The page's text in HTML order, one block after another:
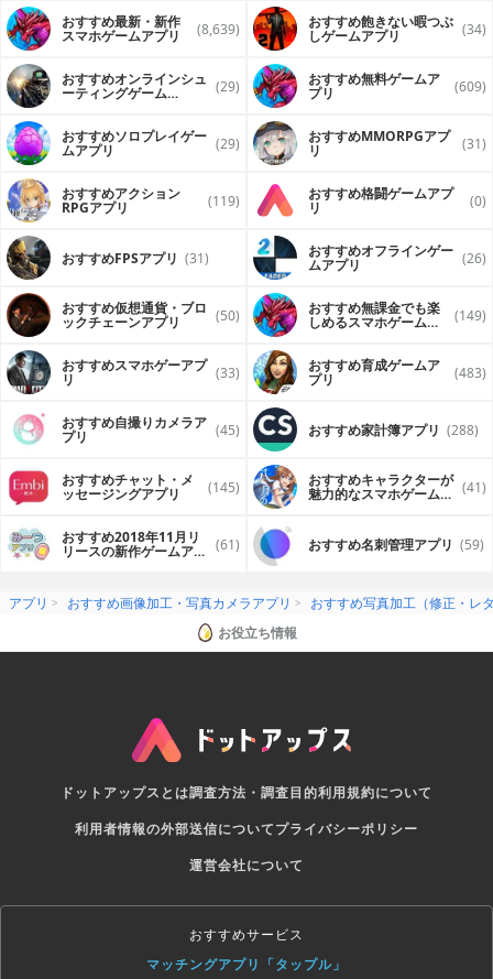
おすすめ最新・新作
スマホゲームアプリ (8,639) おすすめ飽きない暇つぶ
しゲームアプリ (34)
おすすめオンラインシュ
ーティングゲーム (29) おすすめ無料ゲームア
プリ (609)
おすすめソロプレイゲー
ムアプリ (29) おすすめ MMORPGアプ
リ (31)
おすすめアクション
RPGアプリ (119) おすすめ格闘ゲームアプ
リ (0)
おすすめFPSアプリ (31) おすすめオフラインゲー
ムアプリ (26)
おすすめ仮想通貨・ブロ
ックチェーンアプリ (50) おすすめ無課金でも楽
しめるスマホゲームア (149)
おすすめスマホゲーアプ
リ (33) おすすめ育成ゲームア
プリ (483)
おすすめ自撮りカメラア
プリ (45) おすすめ家計簿アプリ (288)
おすすめチャット・メ
ッセージングアプリ (145) おすすめキャラクターが
魅力的なスマホゲームア (41)
おすすめ2018年11月リ
リースの新作ゲームアプ (61) おすすめ名刺管理アプリ (59)
アプリ おすすめ画像加工・写真カメラアプリ
おすすめ写真加工（修正・レ
お役立ち情報
ドットアップスとは調査方法・調査目的利用規約について
利用者情報の外部送信についてプライバシーポリシー
運営会社について
おすすめサービス
マッチングアプリ「タップル」